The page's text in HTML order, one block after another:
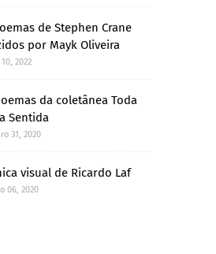
de Stephen Crane
por Mayk Oliveira
2022
da coletânea Toda
Sentida
31, 2020
visual de Ricardo Laf
06, 2020